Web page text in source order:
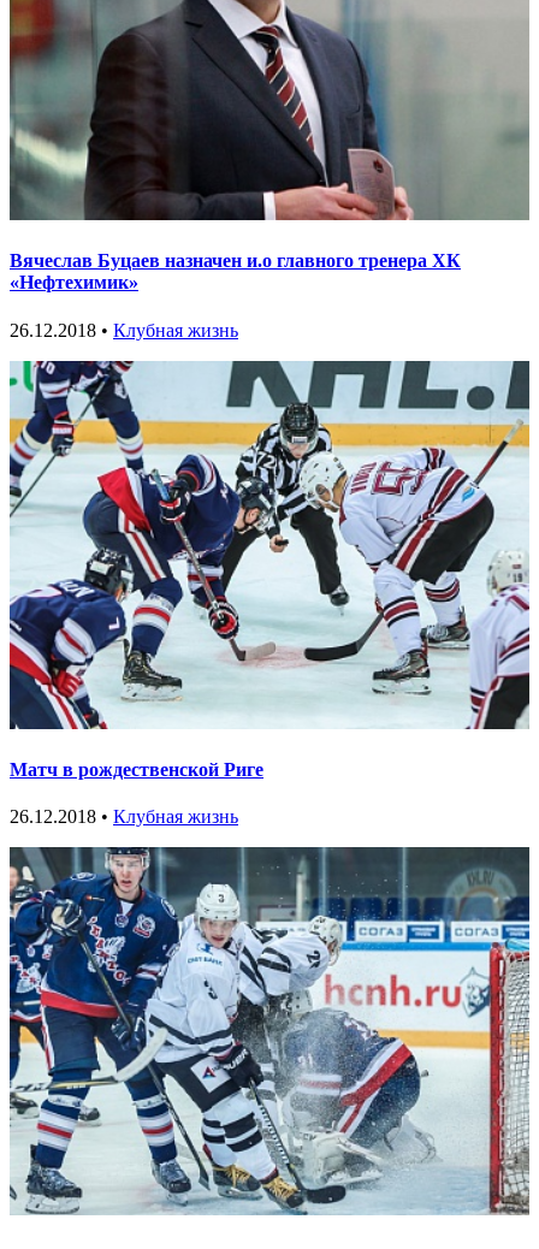
Вячеслав Буцаев назначен и.о главного тренера ХК
«Нефтехимик»
26.12.2018 • Клубная жизнь
Матч в рождественской Риге
26.12.2018 • Клубная жизнь